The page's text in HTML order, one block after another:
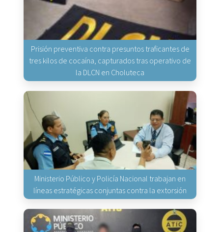
Prisión preventiva contra presuntos traficantes de
tres kilos de cocaína, capturados tras operativo de
la DLCN en Choluteca
Ministerio Público y Policía Nacional trabajan en
líneas estratégicas conjuntas contra la extorsión